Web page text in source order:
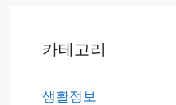
카테고리
생활정보